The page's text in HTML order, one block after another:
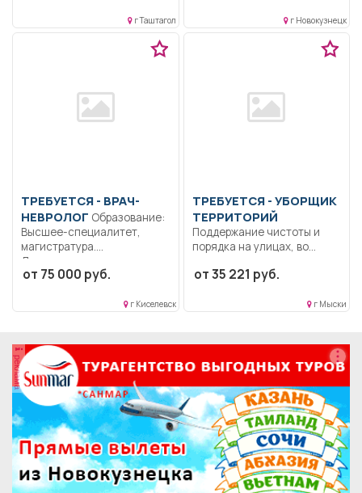
г Таштагол г Новокузнецк
ТРЕБУЕТСЯ - ВРАЧ-
НЕВРОЛОГ
Высшее-специалитет,
магистратура.
Дисциплинированность.
Коммуникабельность.
Выполнение должностных
от 75 000 руб.
г Киселевск
ТРЕБУЕТСЯ - УБОРЩИК
ТЕРРИТОРИЙ
Поддержание чистоты и
порядка на улицах, во
от 35 221 руб.
г Мыски
реклама